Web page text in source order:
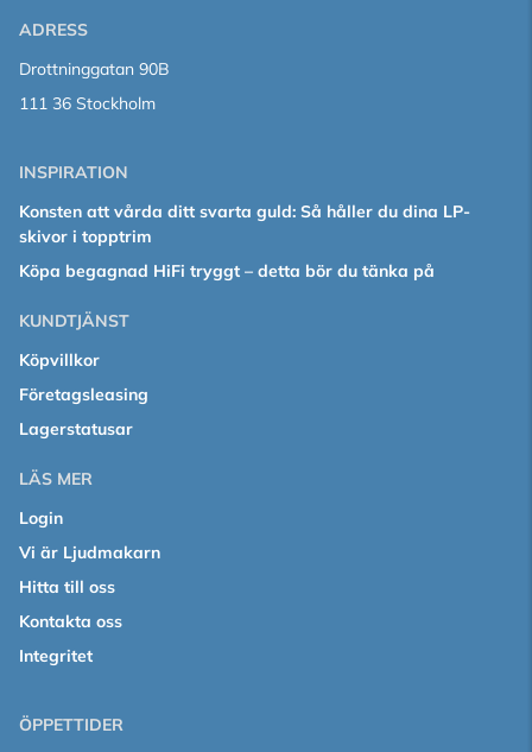
ADRESS
Drottninggatan 90B
111 36 Stockholm
INSPIRATION
Konsten att vårda ditt svarta guld: Så håller du dina LP-
skivor i topptrim
Köpa begagnad HiFi tryggt – detta bör du tänka på
KUNDTJÄNST
Köpvillkor
Företagsleasing
Lagerstatusar
LÄS MER
Login
Vi är Ljudmakarn
Hitta till oss
Kontakta oss
Integritet
ÖPPETTIDER